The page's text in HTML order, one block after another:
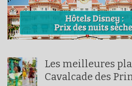
Les meilleures
Cavalcade des